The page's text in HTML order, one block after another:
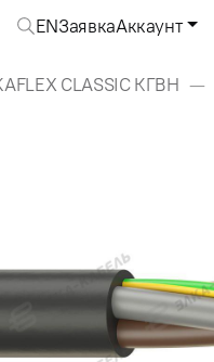
ENЗаявкаАккаунт
CLASSIC КГВН